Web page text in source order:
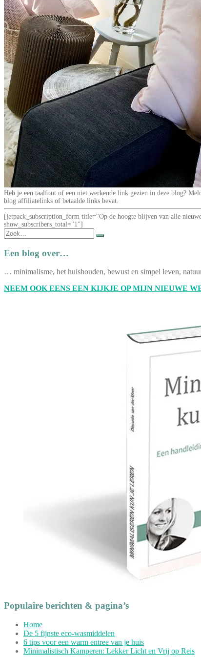
Heb je een taalfout of een niet werkende link gezien in deze blog?
blog affiliatelinks of betaalde links bevat.
[jetpack_subscription_form title="Op de hoogte blijven van alle
show_subscribers_total="1"]
Zoek
naar:
Een blog over…
… minimalisme, het huishouden, bewust en simpel leven,
NEEM OOK EENS EEN KIJKJE OP MIJN NIEUWE
Populaire berichten & pagina’s
Home
De 5 fijnste eco-wasmiddelen
6 tips voor een warm entree van je huis
Minimalistisch Kamperen: Lekker Licht en Vrij op Reis